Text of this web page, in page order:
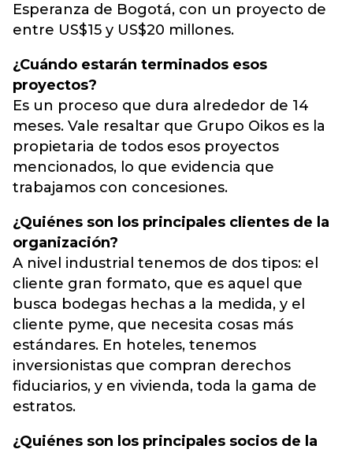
Esperanza de Bogotá, con un proyecto de
entre US$15 y US$20 millones.
¿Cuándo estarán terminados esos
proyectos?
Es un proceso que dura alrededor de 14
meses. Vale resaltar que Grupo Oikos es la
propietaria de todos esos proyectos
mencionados, lo que evidencia que
trabajamos con concesiones.
¿Quiénes son los principales clientes de la
organización?
A nivel industrial tenemos de dos tipos: el
cliente gran formato, que es aquel que
busca bodegas hechas a la medida, y el
cliente pyme, que necesita cosas más
estándares. En hoteles, tenemos
inversionistas que compran derechos
fiduciarios, y en vivienda, toda la gama de
estratos.
¿Quiénes son los principales socios de la